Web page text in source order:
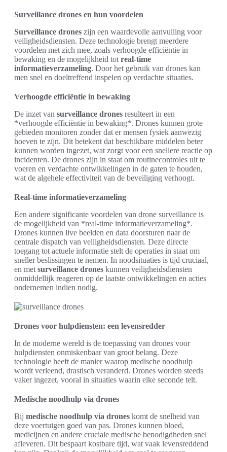
Surveillance drones en hun voordelen
Surveillance drones zijn een waardevolle aanvulling voor
veiligheidsdiensten. Deze technologie brengt meerdere
voordelen met zich mee, zoals verhoogde efficiëntie in
bewaking en de mogelijkheid tot real-time
informatieverzameling. Door het gebruik van drones kan
men snel en doeltreffend inspelen op verdachte situaties.
Verhoogde efficiëntie in bewaking
De inzet van surveillance drones resulteert in een
*verhoogde efficiëntie in bewaking*. Drones kunnen grote
gebieden monitoren zonder dat er mensen fysiek aanwezig
hoeven te zijn. Dit betekent dat beschikbare middelen beter
kunnen worden ingezet, wat zorgt voor een snellere reactie op
incidenten. De drones zijn in staat om routinecontroles uit te
voeren en verdachte ontwikkelingen in de gaten te houden,
wat de algehele effectiviteit van de beveiliging verhoogt.
Real-time informatieverzameling
Een andere significante voordelen van drone surveillance is
de mogelijkheid van *real-time informatieverzameling*.
Drones kunnen live beelden en data doorsturen naar de
centrale dispatch van veiligheidsdiensten. Deze directe
toegang tot actuele informatie stelt de operaties in staat om
sneller beslissingen te nemen. In noodsituaties is tijd cruciaal,
en met surveillance drones kunnen veiligheidsdiensten
onmiddellijk reageren op de laatste ontwikkelingen en acties
ondernemen indien nodig.
Drones voor hulpdiensten: een levensredder
In de moderne wereld is de toepassing van drones voor
hulpdiensten onmiskenbaar van groot belang. Deze
technologie heeft de manier waarop medische noodhulp
wordt verleend, drastisch veranderd. Drones worden steeds
vaker ingezet, vooral in situaties waarin elke seconde telt.
Medische noodhulp via drones
Bij medische noodhulp via drones komt de snelheid van
deze voertuigen goed van pas. Drones kunnen bloed,
medicijnen en andere cruciale medische benodigdheden snel
afleveren. Dit bespaart kostbare tijd, wat vaak levensreddend